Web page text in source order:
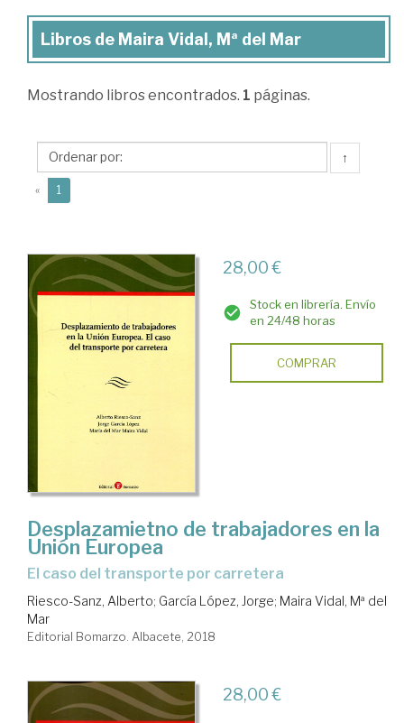
Libros
Maira
Mª
del
Libros de Maira Vidal, Mª del Mar
Mostrando libros encontrados. 1 páginas.
↑
« 1
28,00 €
Stock en librería. Envío
en 24/48 horas
COMPRAR
Desplazamietno de trabajadores en la
Unión Europea
el caso del transporte por carretera
Riesco-Sanz, Alberto; García López, Jorge; Maira Vidal, Mª del
Mar
Editorial Bomarzo. Albacete, 2018
28,00 €